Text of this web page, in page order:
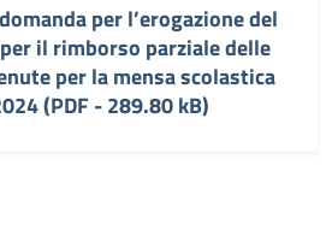
per l’erogazione del
il rimborso parziale delle
per la mensa scolastica
(PDF - 289.80 kB)